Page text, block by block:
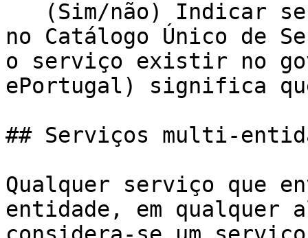
no Catálogo Único de
o serviço existir no
ePortugal) significa
## Serviços multi-
Qualquer serviço que
entidade, em qualquer